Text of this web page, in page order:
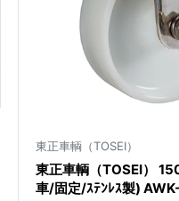
東正車輌（TOSEI）
東正車輌（TOSEI）
車/固定/ｽﾃﾝﾚｽ製)